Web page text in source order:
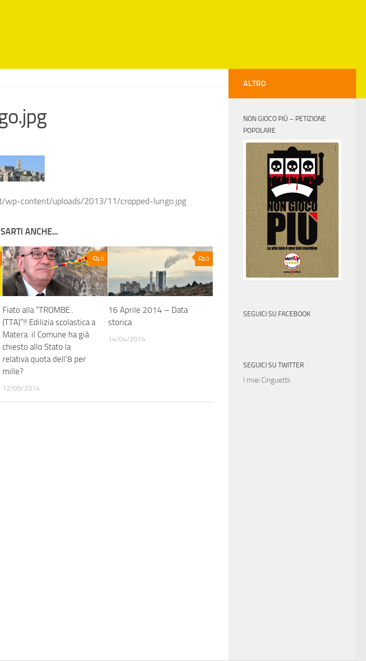
content/uploads/2013/11/cropped-lungo.jpg
ANCHE...
0
Fiato alla “TROMBE..
(TTA)”!! Edilizia scolastica a
Matera: il Comune ha già
chiesto allo Stato la
relativa quota dell’8 per
mille?
12/09/2014
0
16 Aprile 2014 – Data
storica
14/04/2014
ALTRO
NON GIOCO PIÙ – PETIZIONE
POPOLARE
SEGUICI SU FACEBOOK
SEGUICI SU TWITTER
I miei Cinguettii